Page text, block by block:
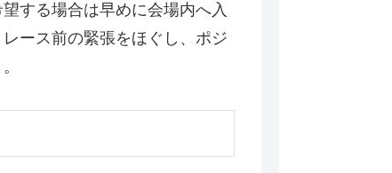
する場合は早めに会場内へ入
ース前の緊張をほぐし、ポジ